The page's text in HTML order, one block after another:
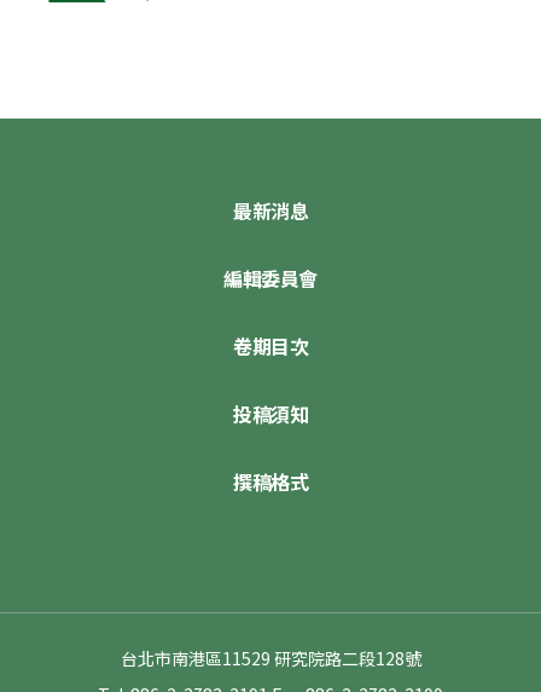
最新消息
編輯委員會
卷期目次
投稿須知
撰稿格式
台北市南港區11529 研究院路二段128號